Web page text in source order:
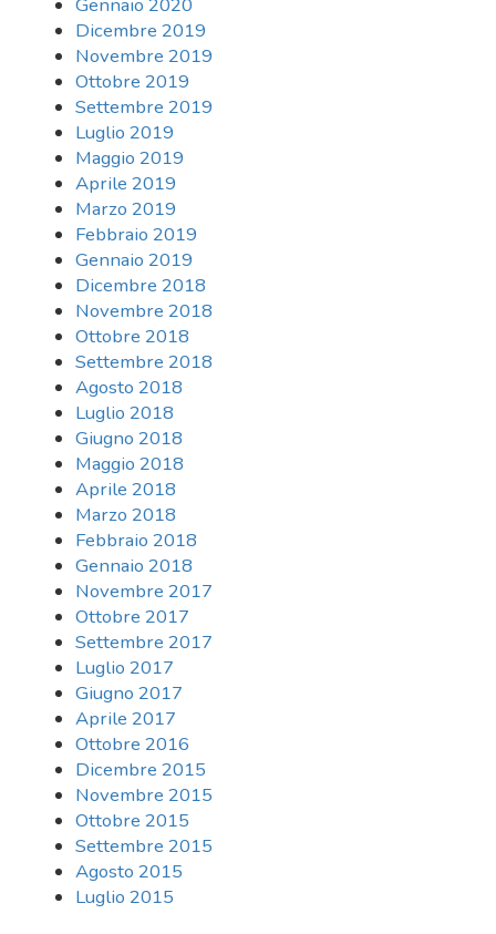
Dicembre 2019
Novembre 2019
Ottobre 2019
Settembre 2019
Luglio 2019
Maggio 2019
Aprile 2019
Marzo 2019
Febbraio 2019
Gennaio 2019
Dicembre 2018
Novembre 2018
Ottobre 2018
Settembre 2018
Agosto 2018
Luglio 2018
Giugno 2018
Maggio 2018
Aprile 2018
Marzo 2018
Febbraio 2018
Gennaio 2018
Novembre 2017
Ottobre 2017
Settembre 2017
Luglio 2017
Giugno 2017
Aprile 2017
Ottobre 2016
Dicembre 2015
Novembre 2015
Ottobre 2015
Settembre 2015
Agosto 2015
Luglio 2015